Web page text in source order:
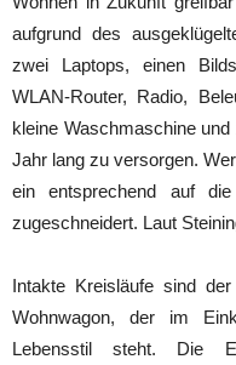
aufgrund des
zwei Laptops, einen
WLAN-Router, Radio,
kleine Waschmaschine
Jahr lang zu versorgen.
ein entsprechend auf
zugeschneidert. Laut
Intakte Kreisläufe sind
Wohnwagon, der im
Lebensstil steht. Die